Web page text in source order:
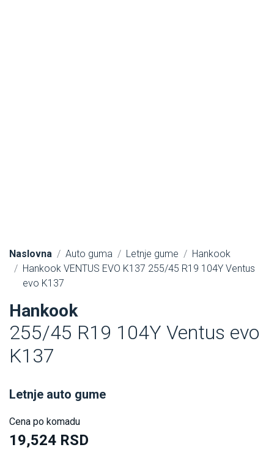
Naslovna Auto guma Letnje gume
Hankook
Hankook VENTUS EVO K137 255/45 R19 104Y Ventus
evo K137
Hankook
255/45 R19 104Y Ventus evo
K137
Letnje auto gume
Cena po komadu
19,524 RSD